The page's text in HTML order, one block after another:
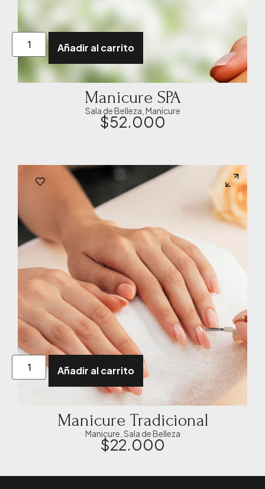
Añadir al carrito
Manicure SPA
Sala de Belleza Manicure
$52.000
Añadir al carrito
Manicure Tradicional
Manicure Sala de Belleza
$22.000